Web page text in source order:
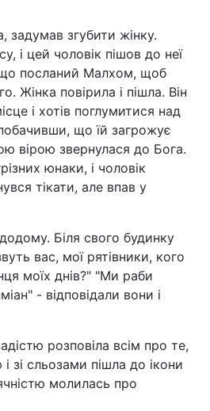
задумав згубити жінку.
і цей чоловік пішов до неї
що посланий Малхом, щоб
Жінка повірила і пішла. Він
і хотів поглумитися над
що їй загрожує
вірою звернулася до Бога.
юнаки, і чоловік
тікати, але впав у
Біля свого будинку
вас, мої рятівники, кого
моїх днів?" "Ми раби
- відповідали вони і
розповіла всім про те,
зі сльозами пішла до ікони
молилась про